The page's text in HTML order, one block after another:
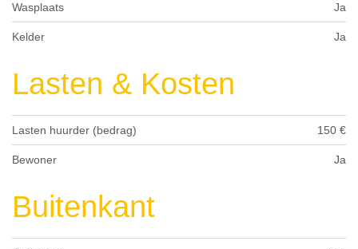
Wasplaats Ja
Kelder Ja
Lasten & Kosten
Lasten huurder (bedrag) 150 €
Bewoner Ja
Buitenkant